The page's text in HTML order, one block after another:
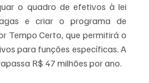
o quadro de efetivos à lei
e criar o programa de
Tempo Certo, que permitirá o
para funções específicas. A
R$ 47 milhões por ano.